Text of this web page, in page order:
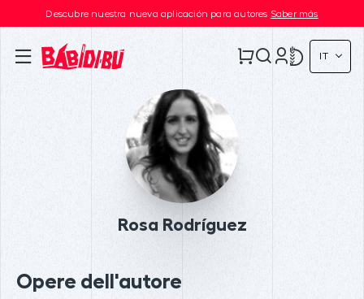
Descubre nuestra nueva aplicación para autores Saber más
IT
Rosa Rodríguez
Opere dell'autore